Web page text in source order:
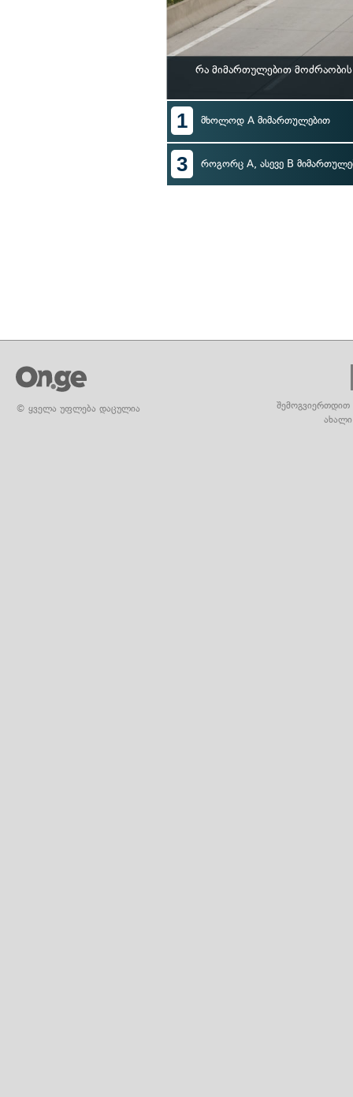
რა მიმართულებით
1 მხოლოდ A მიმართულებით
3 როგორც A, ასევე B
© ყველა უფლება დაცულია
შემოგვიერთდით
ახალი